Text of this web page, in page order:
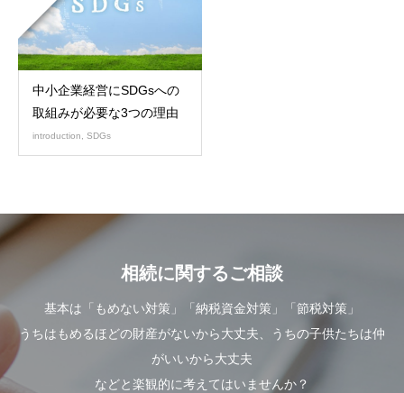
中小企業経営にSDGsへの
取組みが必要な3つの理由
introduction SDGs
相続に関するご相談
基本は「もめない対策」「納税資金対策」「節税対策」
うちはもめるほどの財産がないから大丈夫、うちの子供たちは仲
がいいから大丈夫
などと楽観的に考えてはいませんか？